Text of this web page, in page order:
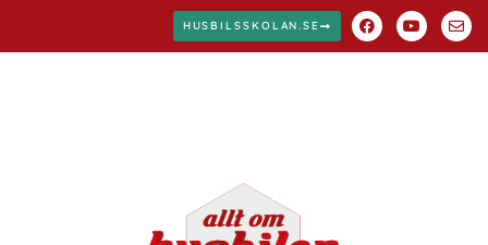
HUSBILSSKOLAN.SE